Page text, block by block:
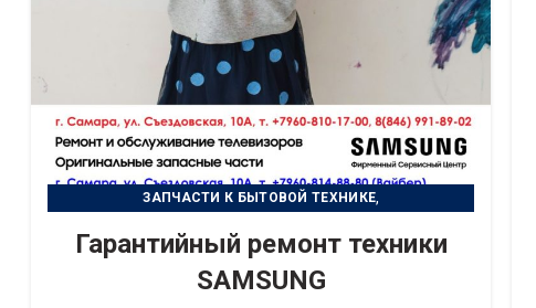
ЗАПЧАСТИ К БЫТОВОЙ ТЕХНИКЕ,
РЕМОНТ ЦИФРОВОЙ ТЕХНИКИ
Гарантийный ремонт техники
SAMSUNG